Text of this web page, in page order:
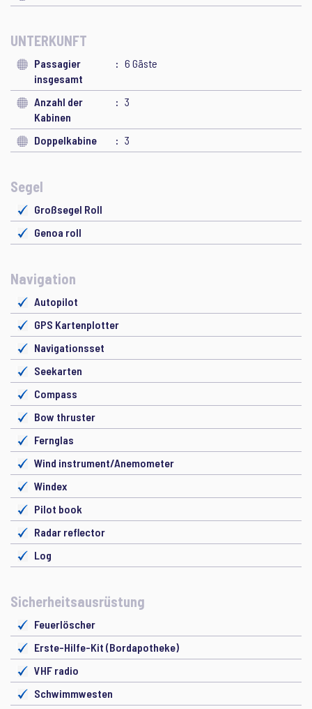
UNTERKUNFT
Passagier
insgesamt
6 Gäste
Anzahl der
Kabinen
3
Doppelkabine 3
Segel
Großsegel Roll
Genoa roll
Navigation
Autopilot
GPS Kartenplotter
Navigationsset
Seekarten
Compass
Bow thruster
Fernglas
Wind instrument/Anemometer
Windex
Pilot book
Radar reflector
Log
Sicherheitsausrüstung
Feuerlöscher
Erste-Hilfe-Kit (Bordapotheke)
VHF radio
Schwimmwesten